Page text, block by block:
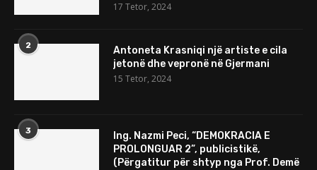
17 Tetor, 2024
2
Antoneta Krasniqi një artiste e cila
jetonë dhe vepronë në Gjermani
15 Tetor, 2024
3
Ing. Nazmi Peci, “DEMOKRACIA E
PROLONGUAR 2”, publicistikë,
(Përgatitur për shtyp nga Prof. Demë